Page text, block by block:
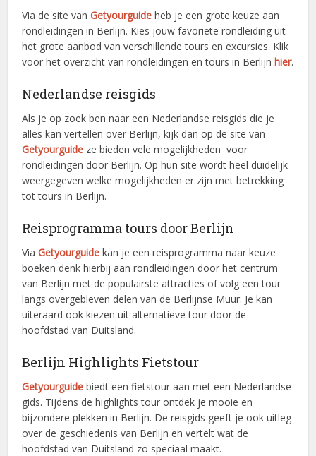
Via de site vanGetyourguide heb je een grote keuze aan
rondleidingen in Berlijn. Kies jouw favoriete rondleiding uit
het grote aanbod van verschillende tours en excursies. Klik
voor het overzicht van rondleidingen en tours in Berlijnhier.
Nederlandse reisgids
Als je op zoek ben naar een Nederlandse reisgids die je
alles kan vertellen over Berlijn, kijk dan op de site van
Getyourguide ze bieden vele mogelijkheden voor
rondleidingen door Berlijn. Op hun site wordt heel duidelijk
weergegeven welke mogelijkheden er zijn met betrekking
tot tours in Berlijn.
Reisprogramma tours door Berlijn
ViaGetyourguide kan je een reisprogramma naar keuze
boeken denk hierbij aan rondleidingen door het centrum
van Berlijn met de populairste attracties of volg een tour
langs overgebleven delen van de Berlijnse Muur. Je kan
uiteraard ook kiezen uit alternatieve tour door de
hoofdstad van Duitsland.
Berlijn Highlights Fietstour
Getyourguide biedt een fietstour aan met een Nederlandse
gids. Tijdens de highlights tour ontdek je mooie en
bijzondere plekken in Berlijn. De reisgids geeft je ook uitleg
over de geschiedenis van Berlijn en vertelt wat de
hoofdstad van Duitsland zo speciaal maakt.